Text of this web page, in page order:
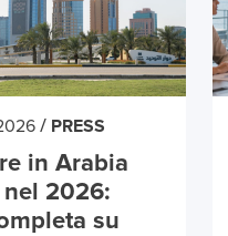
/ PRESS
in Arabia
2026:
su